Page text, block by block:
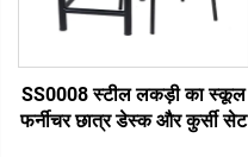
SS0008 स्टील लकड़ी का स्कूल
फर्नीचर छात्र डेस्क और कुर्सी सेट